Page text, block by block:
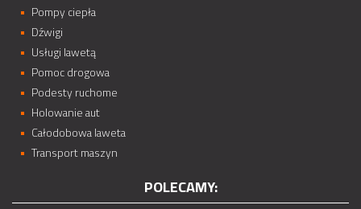
Pompy ciepła
Dźwigi
Usługi lawetą
Pomoc drogowa
Podesty ruchome
Holowanie aut
Całodobowa laweta
Transport maszyn
POLECAMY: